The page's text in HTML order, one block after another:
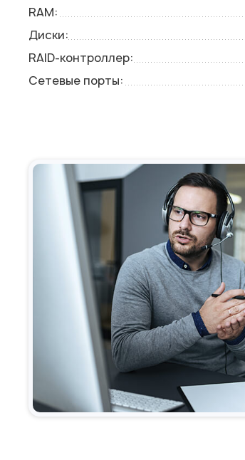
RAM:
Диски:
RAID-контроллер:
Сетевые порты: